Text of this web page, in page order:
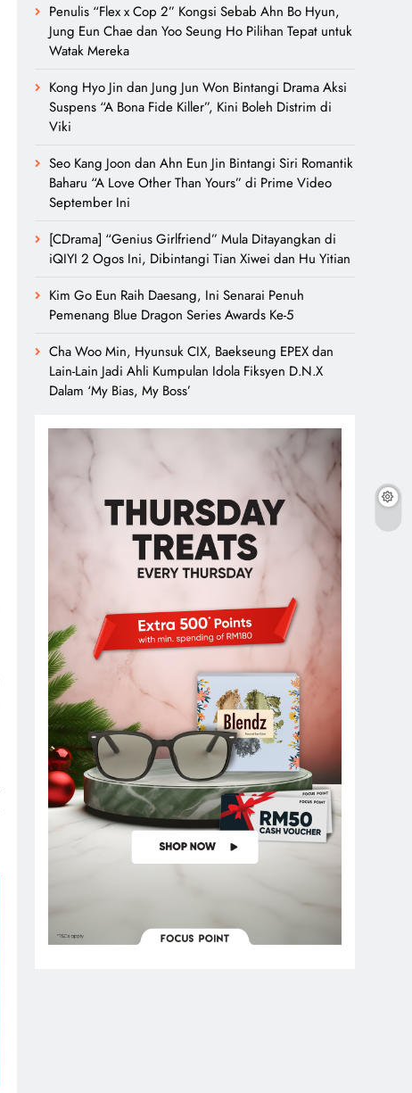
Penulis “Flex x Cop 2” Kongsi Sebab Ahn Bo Hyun,
Jung Eun Chae dan Yoo Seung Ho Pilihan Tepat untuk
Watak Mereka
Kong Hyo Jin dan Jung Jun Won Bintangi Drama Aksi
Suspens “A Bona Fide Killer”, Kini Boleh Distrim di
Viki
Seo Kang Joon dan Ahn Eun Jin Bintangi Siri Romantik
Baharu “A Love Other Than Yours” di Prime Video
September Ini
[CDrama] “Genius Girlfriend” Mula Ditayangkan di
iQIYI 2 Ogos Ini, Dibintangi Tian Xiwei dan Hu Yitian
Kim Go Eun Raih Daesang, Ini Senarai Penuh
Pemenang Blue Dragon Series Awards Ke-5
Cha Woo Min, Hyunsuk CIX, Baekseung EPEX dan
Lain-Lain Jadi Ahli Kumpulan Idola Fiksyen D.N.X
Dalam ‘My Bias, My Boss’